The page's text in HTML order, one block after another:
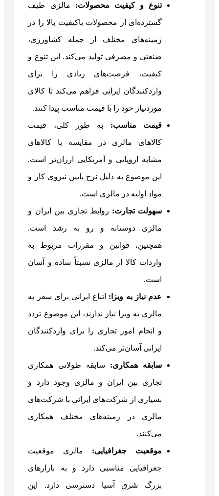
تنوع و کیفیت محصولات: مالزی طیف
گسترده‌ای از محصولات باکیفیت بالا را در
زمینه‌های مختلف از جمله کشاورزی،
صنعتی و مصرفی تولید می‌کند. این تنوع و
کیفیت، فرصت‌های زیادی را برای
واردکنندگان ایرانی فراهم می‌کند تا کالای
موردنیاز خود را با قیمت مناسب پیدا کنند.
قیمت مناسب: به طور کلی، قیمت
کالاهای مالزی در مقایسه با کالاهای
مشابه اروپایی و آمریکایی ارزان‌تر است.
این موضوع به دلیل نرخ پایین نیروی کار و
مواد اولیه در مالزی است.
سهولت تجارت: روابط تجاری بین ایران و
مالزی دوستانه و رو به رشد است.
همچنین، قوانین و مقررات مربوط به
واردات کالا از مالزی نسبتاً ساده و آسان
است.
عدم نیاز به ویزا : اتباع ایرانی برای سفر به
مالزی به ویزا نیاز ندارند، این موضوع تردد
و انجام امور تجاری را برای واردکنندگان
ایرانی آسان‌تر می‌کند.
سابقه همکاری: سابقه طولانی همکاری
تجاری بین ایران و مالزی وجود دارد و
بسیاری از شرکت‌های ایرانی با شرکت‌های
مالزی در زمینه‌های مختلف همکاری
می‌کنند.
موقعیت جغرافیایی: مالزی موقعیت
جغرافیایی مناسبی دارد و به بازارهای
بزرگ شرق آسیا دسترسی دارد. این